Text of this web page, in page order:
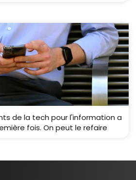
de la tech pour l'information a
fois. On peut le refaire